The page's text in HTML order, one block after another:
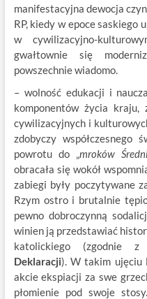
manifestacyjna dewocja
RP, kiedy w epoce saskiego
w cywilizacyjno-
gwałtownie się
powszechnie wiadomo.
– wolność edukacji i
komponentów życia kraju,
cywilizacyjnych i
zdobyczy współczesnego
powrotu do „mroków
obracała się wokół
zabiegi były poczytywane
Rzym ostro i brutalnie
pewno dobroczynną
winien ją przedstawiać
katolickiego (zgodnie
Deklaracji). W takim ujęciu
akcie ekspiacji za swe
płomienie pod swoje